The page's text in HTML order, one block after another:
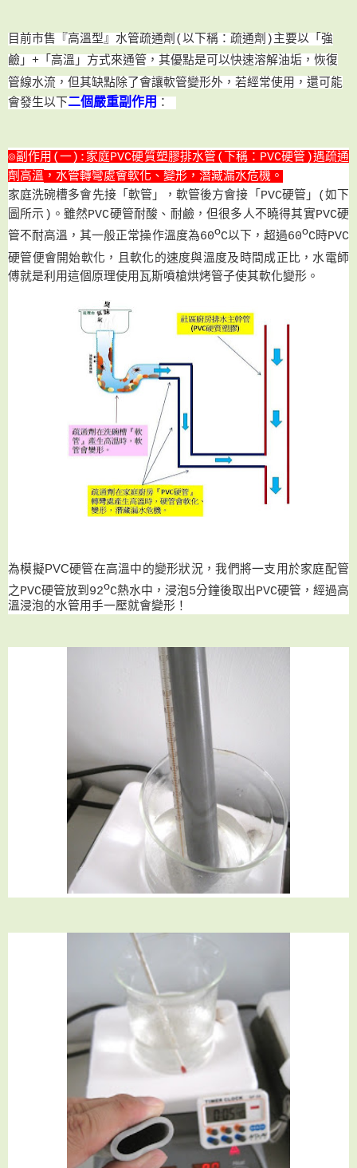
目前市售『高溫型』水管疏通劑(以下稱：疏通劑)主要以 「 強
鹼 」 + 「 高溫 」 方式來通管 ，其優點是可以快速溶解油垢，恢復
管線水流，但其缺點除了會讓軟管變形外 ，若經常使用，還可能
會發生以下二個嚴重副作用 ：
◎副作用(一) :家庭PVC硬質塑膠排水管(下稱：PVC硬管)遇疏通
劑高溫 ，水管轉彎處會軟化 、 變形 ，潛藏漏水危機 。
家庭洗碗槽多會先接「 軟管 」 ，軟管後方會接 「 PVC硬管 」
(如下
圖所示) 。雖然PVC硬管耐酸 、 耐鹼，但很多人不曉得其實PVC硬
管不耐高溫 ，其一般正常操作溫度為60oC以下 ， 超過60oC時PVC
硬管便會開始軟化，且軟化的速度與溫度及時間成正比 ，水電師
傅就是利用這個原理使用瓦斯噴槍烘烤管子使其軟化變形 。
為模擬PVC硬管在高溫中的變形狀況 ，我們將一支用於家庭配管
之PVC硬管放到 92oC熱水中 ，浸泡5分鐘後取出PVC硬管，經過高
溫浸泡的水管用手一壓就會變形 ！